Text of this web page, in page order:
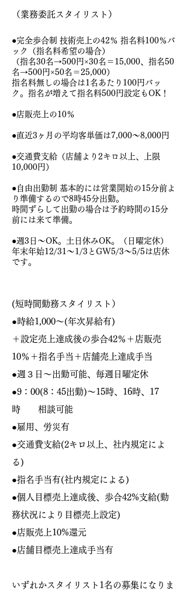
（ 業務委託スタイリスト）
●完全歩合制 技術売上の42％ 指名料100％バ
ック（指名料希望の場合）
（指名30名→500円×30名＝15,000、指名50
名→500円×50名＝25,000）
指名料無しの場合は1名あたり100円バッ
ク。指名が増えて指名料500円設定もOK！
●店販売上の10％
●直近3ヶ月の平均客単価は7,000〜8,000円
●交通費支給（店舗より2キロ以上、上限
10,000円）
●自由出勤制 基本的には営業開始の15分前よ
り準備するので8時45分出勤。
時間ずらして出勤の場合は予約時間の15分
前には来て準備。
●週3日〜OK。土日休みOK。（日曜定休）
年末年始12/31〜1/3とGW5/3〜5/5は店休
です。
(短時間勤務スタイリスト ）
●時給1,000〜(年次昇給有)
＋設定売 上達成後の歩合42％＋店販売
10％＋指名手当＋店舗売上達成手当
●週３日〜出勤可能、毎週日曜定休
●9：00(8：45出勤)〜15時、16時、17
時 相談可能
●雇用、労災有
●交通費支給(2キロ以上、社内規定によ
る)
●指名手当有(社内規定による)
●個人目標売上達成後、歩合42%支給(勤
務状況により目標売上設定)
●店販売上10%還元
●店舗目標売上達成手当有
いずれかスタイリスト1名の募集になりま